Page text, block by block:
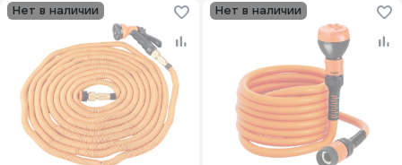
Нет в наличии Нет в наличии